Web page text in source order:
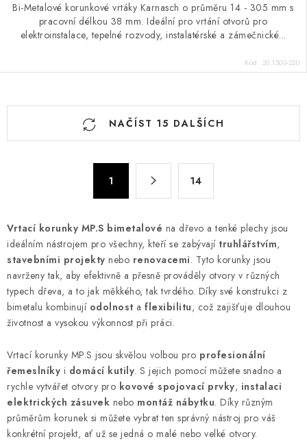
Bi-Metalové korunkové vrtáky Karnasch o průměru 14 - 305 mm s
pracovní délkou 38 mm. Ideální pro vrtání otvorů pro
elektroinstalace, tepelné rozvody, instalatérské a zámečnické...
Kód: 20.1500-220
O
c
í
p
r
v
k
y
ý
p
i
s
u
NAČÍST 15 DALŠÍCH
á
n
k
o
v
á
n
1 14
Vrtací korunky MP.S bimetalové na dřevo a tenké plechy jsou
ideálním nástrojem pro všechny, kteří se zabývají truhlářstvím,
stavebními projekty nebo renovacemi. Tyto korunky jsou
navrženy tak, aby efektivně a přesně prováděly otvory v různých
typech dřeva, a to jak měkkého, tak tvrdého. Díky své konstrukci z
bimetalu kombinují odolnost a flexibilitu, což zajišťuje dlouhou
životnost a vysokou výkonnost při práci.
Vrtací korunky MP.S jsou skvělou volbou pro profesionální
řemeslníky i domácí kutily. S jejich pomocí můžete snadno a
rychle vytvářet otvory pro kovové spojovací prvky, instalaci
elektrických zásuvek nebo montáž nábytku. Díky různým
průměrům korunek si můžete vybrat ten správný nástroj pro váš
konkrétní projekt, ať už se jedná o malé nebo velké otvory.